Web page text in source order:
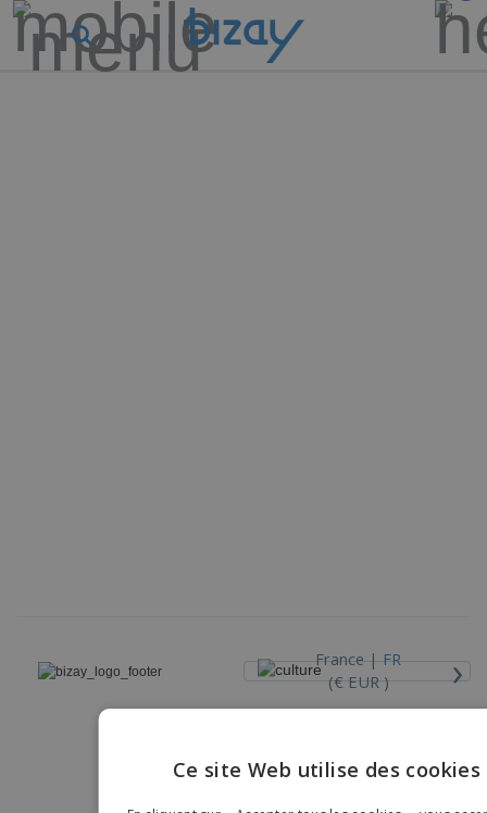
France |FR
(€ EUR )
›
Copyright © 2026 - BIZAY. Tous droits réservés.
Ce site Web utilise des cookies